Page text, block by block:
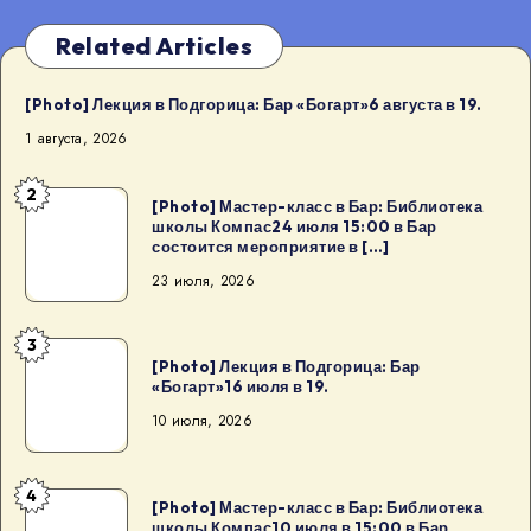
Related Articles
[Photo] Лекция в Подгорица: Бар «Богарт»6 августа в 19.
1 августа, 2026
[Photo]
в
Библиотека
июля
в
2
[Photo] Мастер-класс в Бар: Библиотека
школы Компас24 июля 15:00 в Бар
состоится мероприятие в […]
23 июля, 2026
[Photo]
Подгорица:
«Богарт»16
3
[Photo] Лекция в Подгорица: Бар
«Богарт»16 июля в 19.
10 июля, 2026
[Photo]
4
[Photo] Мастер-класс в Бар: Библиотека
школы Компас10 июля в 15:00 в Бар